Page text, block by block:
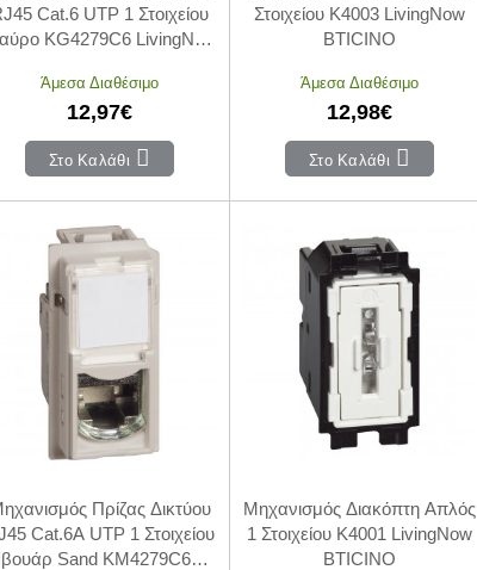
Cat.6 UTP 1 Στοιχείου
KG4279C6 LivingNow
Άμεσα Διαθέσιμο
12,97€
Στο Καλάθι
Στοιχείου K4003 LivingNow
BTICINO
Άμεσα Διαθέσιμο
12,98€
Στο Καλάθι
Πρίζας Δικτύου
Cat.6A UTP 1 Στοιχείου
Sand KM4279C6A
Μηχανισμός Διακόπτη Απλός
1 Στοιχείου K4001 LivingNow
BTICINO